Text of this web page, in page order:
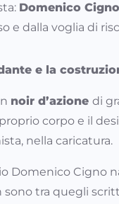
Domenico Cigno
e dalla voglia di
e la
noir d’azione di
corpo e il
nella caricatura.
Domenico Cigno
sono tra quegli